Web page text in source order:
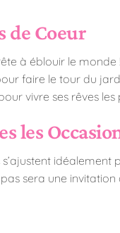
de Coeur
à éblouir le
faire le tour du
vivre ses rêves les
les
s’ajustent
sera une